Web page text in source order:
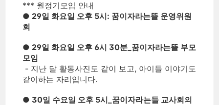
*** 월정기모임 안내
● 29일 화요일 오후 5시: 꿈이자라는뜰 운영위원
회
● 29일 화요일 오후 6시 30분_꿈이자라는뜰 부모
모임
- 지난 달 활동사진도 같이 보고, 아이들 이야기도
같이하는 자리입니다.
● 30일 수요일 오후 5시_꿈이자라는들 교사회의